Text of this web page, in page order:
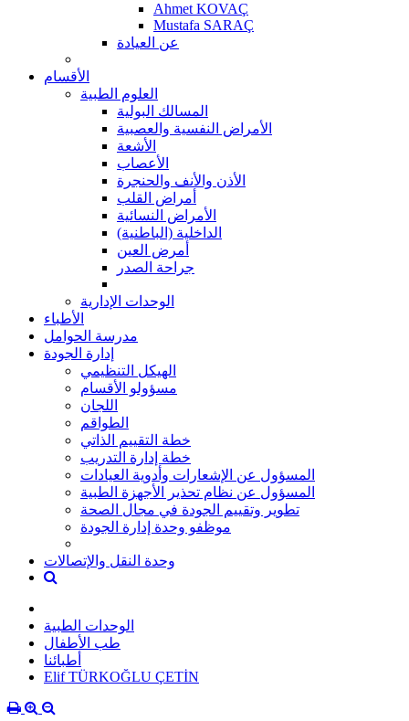
Ahmet KOVAÇ
Mustafa SARAÇ
عن العيادة
الأقسام
العلوم الطبية
المسالك البولية
الأمراض النفسية والعصبية
الأشعة
الأعصاب
الأذن والأنف والحنجرة
أمراض القلب
الأمراض النسائية
الداخلية (الباطنية)
أمرض العين
جراحة الصدر
الوحدات الإدارية
الأطباء
مدرسة الحوامل
إدارة الجودة
الهيكل التنظيمي
مسؤولو الأقسام
اللجان
الطواقم
خطة التقييم الذاتي
خطة إدارة التدريب
المسؤول عن الإشعارات وأدوية العيادات
المسؤول عن نظام تحذير الأجهزة الطبية
تطوير وتقييم الجودة في مجال الصحة
موظفو وحدة إدارة الجودة
وحدة النقل والإتصالات
الوحدات الطبية
طب الأطفال
أطبائنا
Elif TÜRKOĞLU ÇETİN